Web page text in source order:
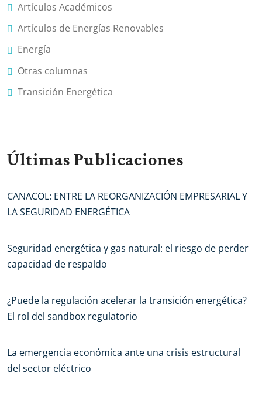
Artículos Académicos
Artículos de Energías Renovables
Energía
Otras columnas
Transición Energética
Últimas Publicaciones
CANACOL: ENTRE LA REORGANIZACIÓN EMPRESARIAL Y
LA SEGURIDAD ENERGÉTICA
Seguridad energética y gas natural: el riesgo de perder
capacidad de respaldo
¿Puede la regulación acelerar la transición energética?
El rol del sandbox regulatorio
La emergencia económica ante una crisis estructural
del sector eléctrico